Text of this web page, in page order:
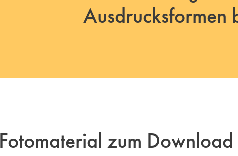
Ausdrucksformen
Fotomaterial zum Download